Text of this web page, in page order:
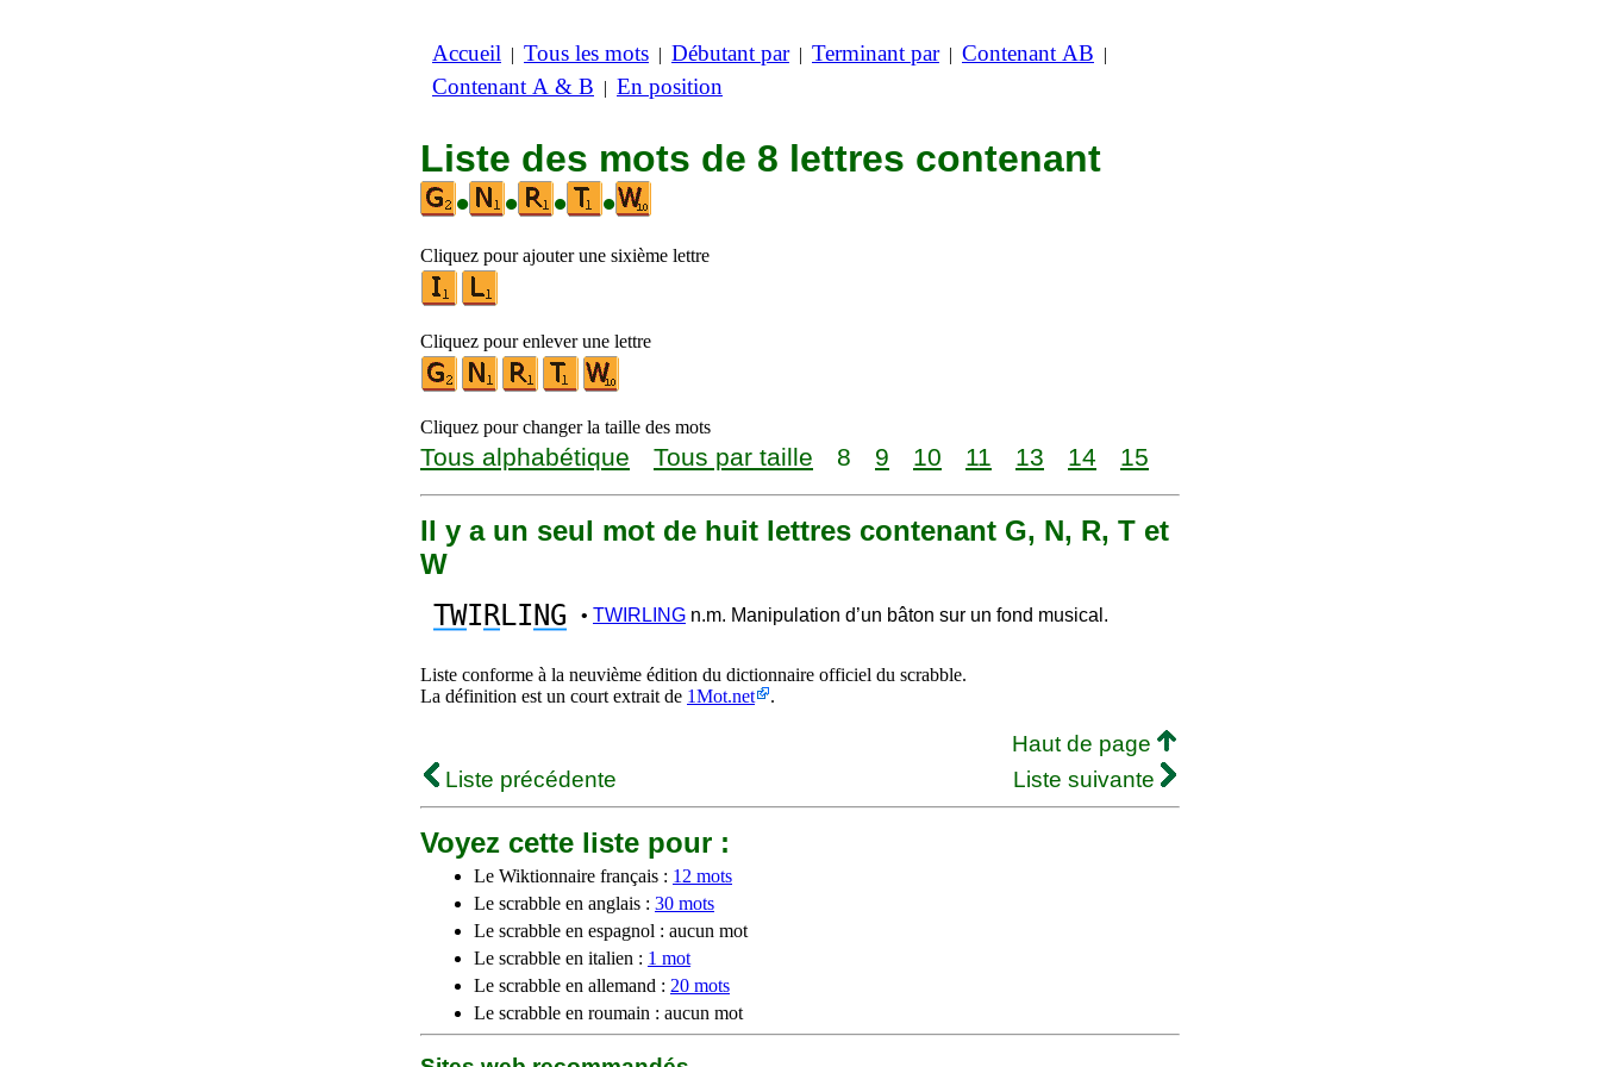
Accueil | Tous les mots | Débutant par| Terminant par| Contenant AB |
Contenant A & B | En position
Liste des mots de 8 lettres contenant
•
• • •
Cliquez pour ajouter une sixième lettre
Cliquez pour enlever une lettre
Cliquez pour changer la taille des mots
Tous alphabétique Tous par taille 8 9 10 11 13 14 15
Il y a un seul mot de huit lettres contenant G, N, R, T et
W
TWI RLI NG • TWIRLING n.m. Manipulation d’un bâton sur un fond musical.
Liste conforme à la neuvième édition du dictionnaire officiel du scrabble.
La définition est un court extrait de 1Mot.net .
Haut de page
Liste précédente
Liste suivante
Voyez cette liste pour :
Le Wiktionnaire français : 12 mots
Le scrabble en anglais : 30 mots
Le scrabble en espagnol : aucun mot
Le scrabble en italien : 1 mot
Le scrabble en allemand : 20 mots
Le scrabble en roumain : aucun mot